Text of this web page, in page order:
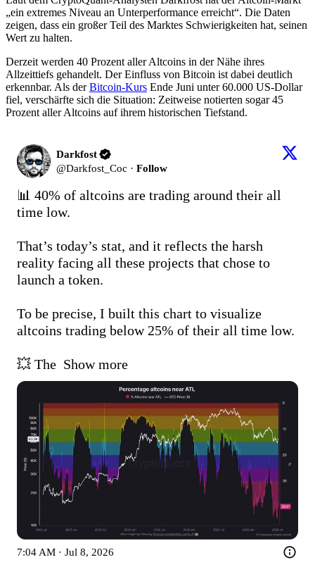
„ein extremes Niveau an Unterperformance erreicht“. Die Daten
zeigen, dass ein großer Teil des Marktes Schwierigkeiten hat, seinen
Wert zu halten.
Derzeit werden 40 Prozent aller Altcoins in der Nähe ihres
Allzeittiefs gehandelt. Der Einfluss von Bitcoin ist dabei deutlich
erkennbar. Als derBitcoin-Kurs Ende Juni unter 60.000 US-Dollar
fiel, verschärfte sich die Situation: Zeitweise notierten sogar 45
Prozent aller Altcoins auf ihrem historischen Tiefstand.
Darkfost
@Darkfost_Coc · Follow
📊 40% of altcoins are trading around their all
time low.
That’s today’s stat, and it reflects the harsh
reality facing all these projects that chose to
launch a token.
To be precise, I built this chart to visualize
altcoins trading below 25% of their all time low.
💥 The Show more
7:04 AM · Jul 8, 2026